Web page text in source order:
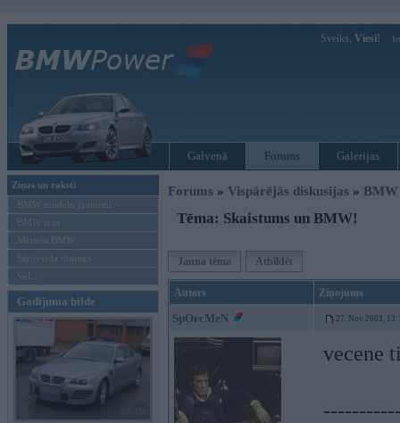
Sveiks, Viesi!
Galvenā Forums Galerijas
Ziņas un raksti
BMW modeļu jaunumi
BMW testi
Mēneša BMW
Sērijveida tūnings
Vel...
Gadījuma bilde
Forums » Vispārējās diskusijas » BMW
Tēma: Skaistums un BMW!
Jauna tēma Atbildēt
Autors Ziņojums
SpOrcMeN 27. Nov 2003,
vecene